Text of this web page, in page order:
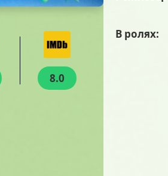
8.0
В ролях: